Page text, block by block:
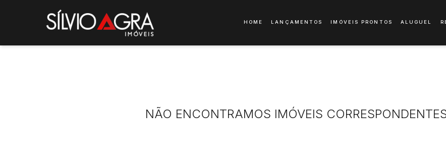
HOME LANÇAMENTOS IMÓVEIS PRONTOS ALUGUEL
NÃO ENCONTRAMOS IMÓVEIS